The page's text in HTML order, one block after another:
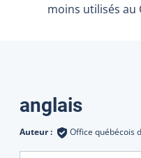
moins utilisés au
Traductions
anglais
Auteur : Office québécois